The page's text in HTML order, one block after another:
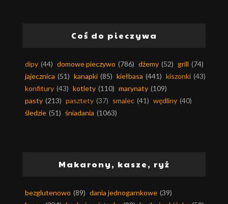
Coś do pieczywa
dipy (44) domowe pieczywo (786) dżemy (52) grill (74)
jajecznica (51) kanapki (85) kiełbasa (441) kiszonki (43)
konfitury (43) kotlety (110) marynaty (109)
pasty (213) pasztety (37) smalec (41) wędliny (40)
śledzie (51) śniadania (1063)
Makarony, kasze, ryż
bezglutenowo (89) dania jednogarnkowe (39)